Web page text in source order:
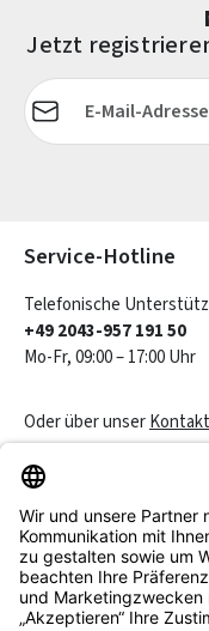
Jetzt
E-Mail-Adresse*
Service-Hotline
Telefonische
+49 2043-957 191 50
Mo-Fr, 09:00 – 17:00 Uhr
Oder über unser
Service & Beratung